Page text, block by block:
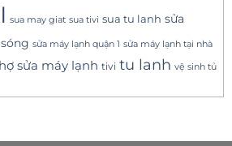
sua may giat sua tivi sua tu lanh sửa
sửa máy lạnh quận 1 sửa máy lạnh tại nhà
sửa máy lạnh tivi tu lanh vệ sinh tủ